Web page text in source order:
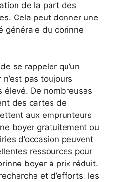
de la part des
Cela peut donner une
générale du corinne
se rappeler qu’un
pas toujours
élevé. De nombreuses
des cartes de
aux emprunteurs
boyer gratuitement ou
d’occasion peuvent
ressources pour
boyer à prix réduit.
et d’efforts, les